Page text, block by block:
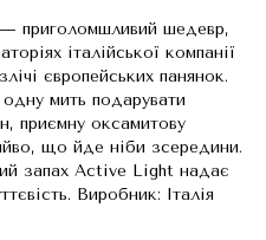
приголомшливий шедевр,
італійської компанії
європейських панянок.
мить подарувати
приємну оксамитову
що йде ніби зсередини.
запах Active Light надає
Виробник: Італія